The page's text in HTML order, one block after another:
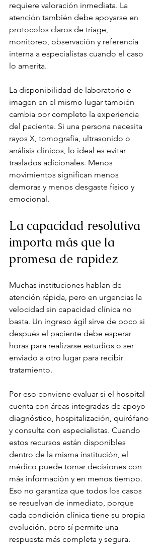
requiere valoración inmediata. La
atención también debe apoyarse en
protocolos claros de triage,
monitoreo, observación y referencia
interna a especialistas cuando el caso
lo amerita.
La disponibilidad de laboratorio e
imagen en el mismo lugar también
cambia por completo la experiencia
del paciente. Si una persona necesita
rayos X, tomografía, ultrasonido o
análisis clínicos, lo ideal es evitar
traslados adicionales. Menos
movimientos significan menos
demoras y menos desgaste físico y
emocional.
La capacidad resolutiva
importa más que la
promesa de rapidez
Muchas instituciones hablan de
atención rápida, pero en urgencias la
velocidad sin capacidad clínica no
basta. Un ingreso ágil sirve de poco si
después el paciente debe esperar
horas para realizarse estudios o ser
enviado a otro lugar para recibir
tratamiento.
Por eso conviene evaluar si el hospital
cuenta con áreas integradas de apoyo
diagnóstico, hospitalización, quirófano
y consulta con especialistas. Cuando
estos recursos están disponibles
dentro de la misma institución, el
médico puede tomar decisiones con
más información y en menos tiempo.
Eso no garantiza que todos los casos
se resuelvan de inmediato, porque
cada condición clínica tiene su propia
evolución, pero sí permite una
respuesta más completa y segura.